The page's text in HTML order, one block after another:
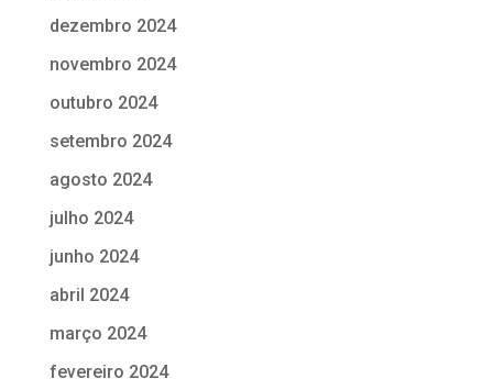
dezembro 2024
novembro 2024
outubro 2024
setembro 2024
agosto 2024
julho 2024
junho 2024
abril 2024
março 2024
fevereiro 2024